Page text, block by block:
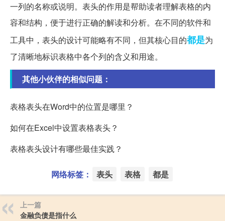
一列的名称或说明。表头的作用是帮助读者理解表格的内
容和结构，便于进行正确的解读和分析。在不同的软件和
工具中，表头的设计可能略有不同，但其核心目的都是为
了清晰地标识表格中各个列的含义和用途。
其他小伙伴的相似问题：
表格表头在Word中的位置是哪里？
如何在Excel中设置表格表头？
表格表头设计有哪些最佳实践？
网络标签： 表头 表格 都是
上一篇
金融负债是指什么